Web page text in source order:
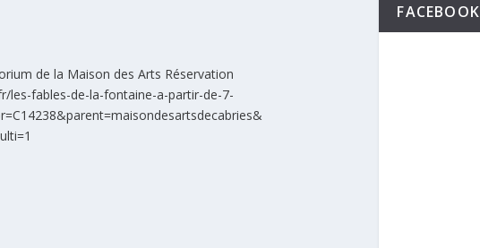
de la Maison des Arts Réservation
les-fables-de-la-fontaine-a-partir-de-7-
FACEBOOK